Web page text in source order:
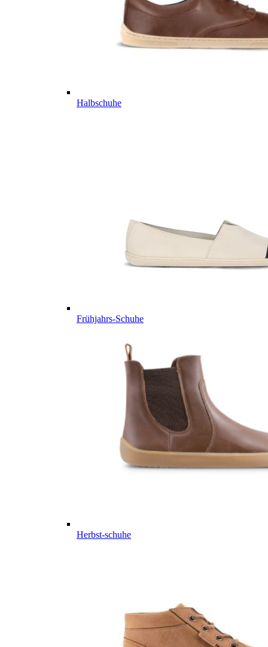
Halbschuhe
Frühjahrs-Schuhe
Herbst-schuhe